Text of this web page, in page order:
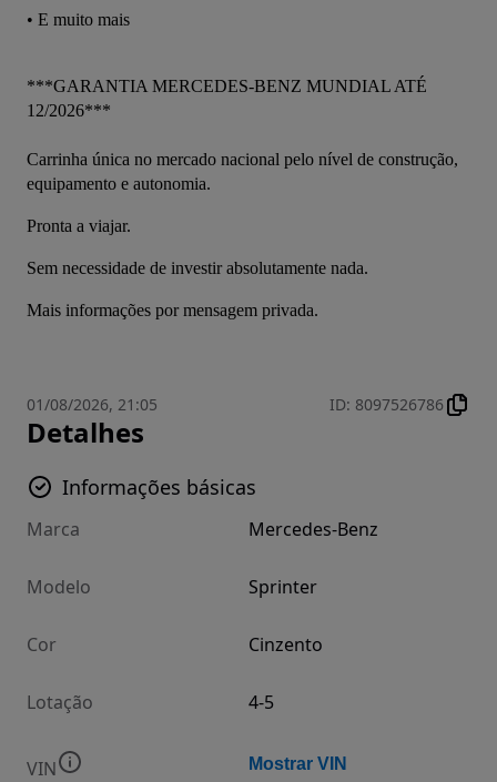
• E muito mais
***GARANTIA MERCEDES-BENZ MUNDIAL ATÉ
12/2026***
Carrinha única no mercado nacional pelo nível de construção,
equipamento e autonomia.
Pronta a viajar.
Sem necessidade de investir absolutamente nada.
Mais informações por mensagem privada.
01/08/2026, 21:05 ID: 8097526786
Detalhes
Informações básicas
Marca Mercedes-Benz
Modelo Sprinter
Cor Cinzento
Lotação 4-5
VIN Mostrar VIN